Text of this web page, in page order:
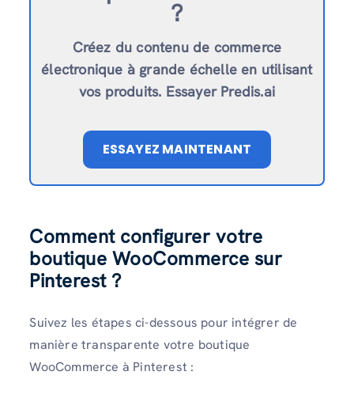
?
Créez du contenu de commerce
électronique à grande échelle en utilisant
vos produits. Essayer Predis.ai
ESSAYEZ MAINTENANT
Comment configurer votre
boutique WooCommerce sur
Pinterest ?
Suivez les étapes ci-dessous pour intégrer de
manière transparente votre boutique
WooCommerce à Pinterest :